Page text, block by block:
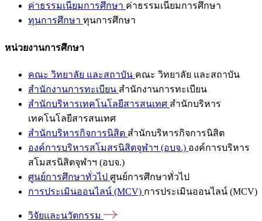
ค่าธรรมเนียมการศึกษา ค่าธรรมเนียมการศึกษา
ทุนการศึกษา ทุนการศึกษา
หน่วยงานการศึกษา
คณะ วิทยาลัย และสถาบัน คณะ วิทยาลัย และสถาบัน
สำนักงานการทะเบียน สำนักงานการทะเบียน
สำนักบริหารเทคโนโลยีสารสนเทศ สำนักบริหาร
เทคโนโลยีสารสนเทศ
สำนักบริหารกิจการนิสิต สำนักบริหารกิจการนิสิต
องค์การบริหารสโมสรนิสิตจุฬาฯ (อบจ.) องค์การบริหาร
สโมสรนิสิตจุฬาฯ (อบจ.)
ศูนย์การศึกษาทั่วไป ศูนย์การศึกษาทั่วไป
การประเมินออนไลน์ (MCV) การประเมินออนไลน์ (MCV)
วิจัยและนวัตกรรม